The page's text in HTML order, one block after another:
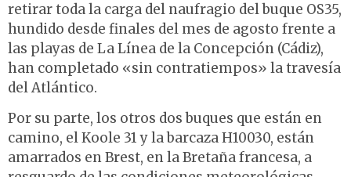
retirar toda la carga del naufragio del buque OS35,
hundido desde finales del mes de agosto frente a
las playas de La Línea de la Concepción (Cádiz),
han completado «sin contratiempos» la travesía
del Atlántico.
Por su parte, los otros dos buques que están en
camino, el Koole 31 y la barcaza H10030, están
amarrados en Brest, en la Bretaña francesa, a